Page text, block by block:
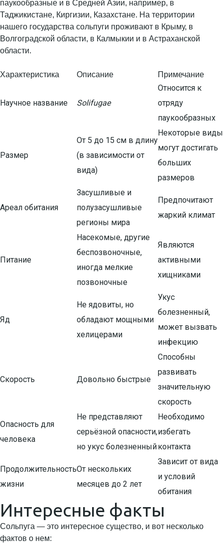
паукообразные и в Средней Азии, например, в
Таджикистане, Киргизии, Казахстане. На территории
нашего государства сольпуги проживают в Крыму, в
Волгоградской области, в Калмыкии и в Астраханской
области.
Характеристика Описание Примечание
Научное название Solifugae
Относится к
отряду
паукообразных
Размер
От 5 до 15 см в длину
(в зависимости от
вида)
Некоторые виды
могут достигать
больших
размеров
Ареал обитания
Засушливые и
полузасушливые
регионы мира
Предпочитают
жаркий климат
Питание
Насекомые, другие
беспозвоночные,
иногда мелкие
позвоночные
Являются
активными
хищниками
Яд
Не ядовиты, но
обладают мощными
хелицерами
Укус
болезненный,
может вызвать
инфекцию
Скорость Довольно быстрые
Способны
развивать
значительную
скорость
Опасность для
человека
Не представляют
серьёзной опасности,
но укус болезненный
Необходимо
избегать
контакта
Продолжительность
жизни
От нескольких
месяцев до 2 лет
Зависит от вида
и условий
обитания
Интересные факты
Сольпуга — это интересное существо, и вот несколько
фактов о нем: